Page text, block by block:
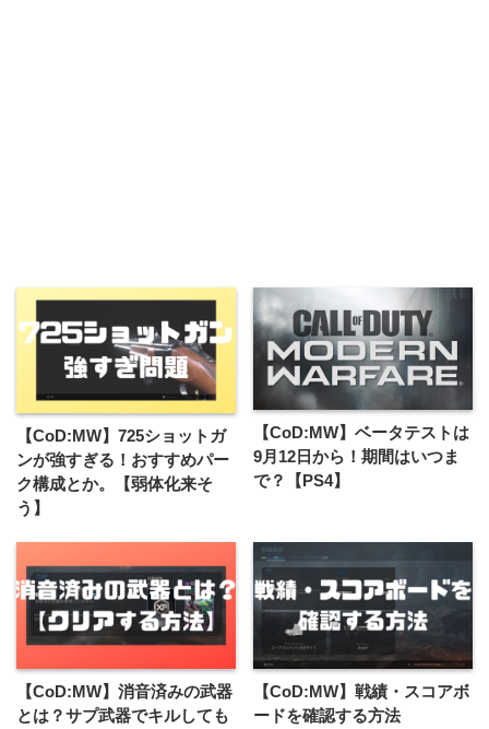
【CoD:MW】725ショットガ
ンが強すぎる！おすすめパー
ク構成とか。【弱体化来そ
う】
【CoD:MW】ベータテストは
9月12日から！期間はいつま
で？【PS4】
【CoD:MW】消音済みの武器
とは？サプ武器でキルしても
【CoD:MW】戦績・スコアボ
ードを確認する方法